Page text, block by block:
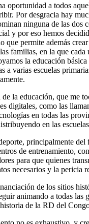
oportunidad a todos
Por desgracia hay
ninguna de las dos
y por eso hemos
que permite además
familias, en la que cada
la educación
a varias escuelas
la educación, que me
digitales, como las
en todas las
en las
principalmente del
de entrenamiento,
para que quienes
necesarios y la pericia
de los sitios
animando a todas las
de la RD del